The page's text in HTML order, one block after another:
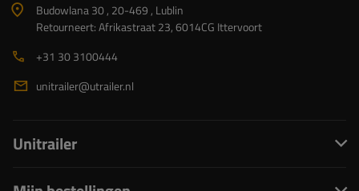
Budowlana 30 , 20-469 , Lublin
Retourneert: Afrikastraat 23, 6014CG Ittervoort
+31 30 3100444
unitrailer@utrailer.nl
Unitrailer